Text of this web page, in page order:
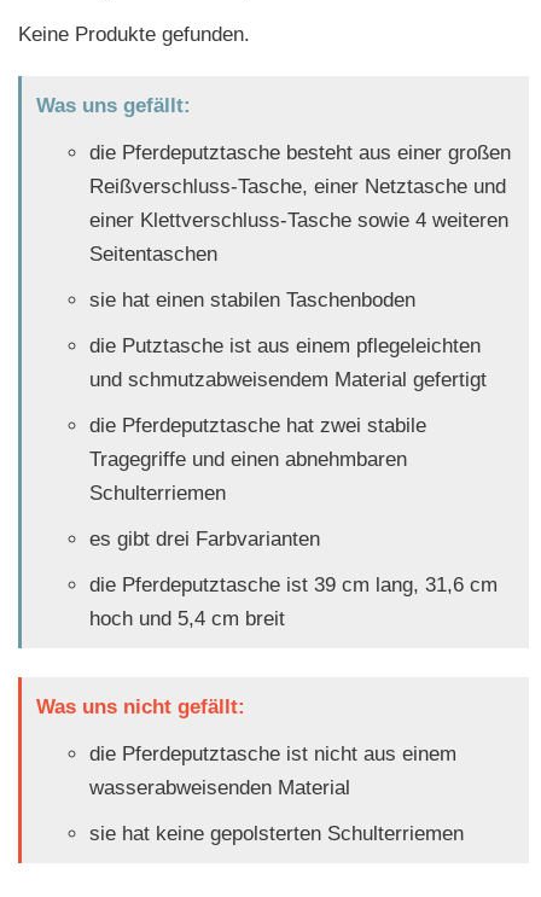
Keine Produkte gefunden.
Was uns gefällt:
die Pferdeputztasche besteht aus einer großen
Reißverschluss-Tasche, einer Netztasche und
einer Klettverschluss-Tasche sowie 4 weiteren
Seitentaschen
sie hat einen stabilen Taschenboden
die Putztasche ist aus einem pflegeleichten
und schmutzabweisendem Material gefertigt
die Pferdeputztasche hat zwei stabile
Tragegriffe und einen abnehmbaren
Schulterriemen
es gibt drei Farbvarianten
die Pferdeputztasche ist 39 cm lang, 31,6 cm
hoch und 5,4 cm breit
Was uns nicht gefällt:
die Pferdeputztasche ist nicht aus einem
wasserabweisenden Material
sie hat keine gepolsterten Schulterriemen